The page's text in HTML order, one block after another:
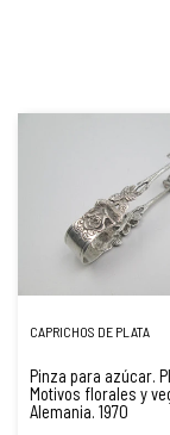
CAPRICHOS DE PLATA
Pinza para azúcar.
Motivos florales y
Alemania. 1970